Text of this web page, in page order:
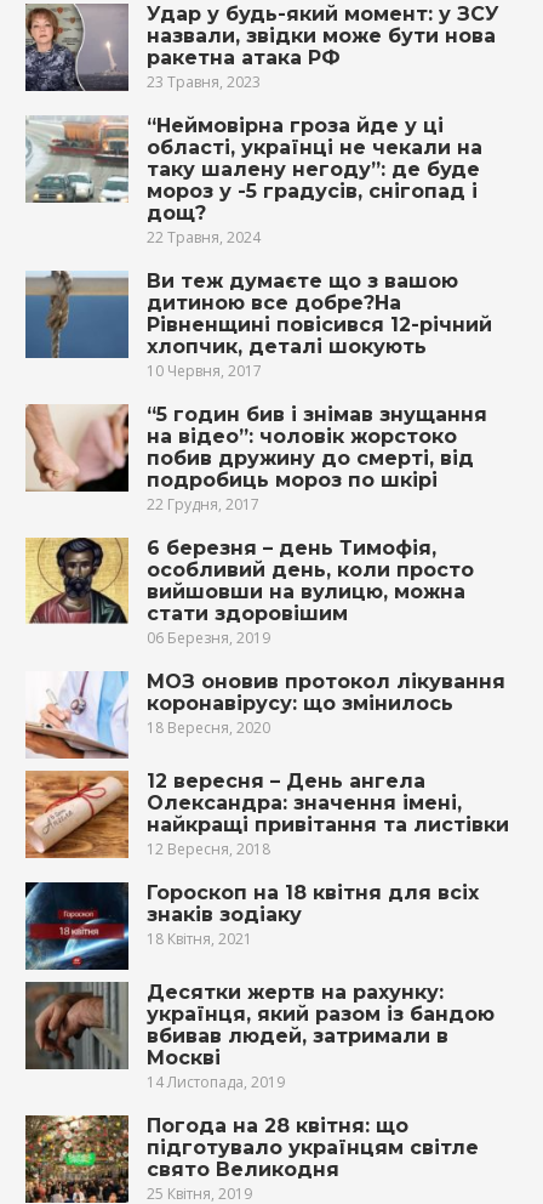
Удар у будь-який момент: у ЗСУ
назвали, звідки може бути нова
ракетна атака РФ
23 Травня, 2023
“Неймовірна гроза йде у ці
області, українці не чекали на
таку шалену негоду”: де буде
мороз у -5 градусів, снігопад і
дощ?
22 Травня, 2024
Ви теж думаєте що з вашою
дитиною все добре?На
Рівненщині повісився 12-річний
хлопчик, деталі шокують
10 Червня, 2017
“5 годин бив і знімав знущання
на відео”: чоловік жорстоко
побив дружину до смерті, від
подробиць мороз по шкірі
22 Грудня, 2017
6 березня – день Тимофія,
особливий день, коли просто
вийшовши на вулицю, можна
стати здоровішим
06 Березня, 2019
МОЗ оновив протокол лікування
коронавірусу: що змінилось
18 Вересня, 2020
12 вересня – День ангела
Олександра: значення імені,
найкращі привітання та листівки
12 Вересня, 2018
Гороскоп на 18 квітня для всіх
знаків зодіаку
18 Квітня, 2021
Десятки жертв на рахунку:
українця, який разом із бандою
вбивав людей, затримали в
Москві
14 Листопада, 2019
Погода на 28 квітня: що
підготувало українцям світле
свято Великодня
25 Квітня, 2019